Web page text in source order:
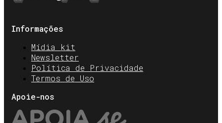
Informações
Mídia kit
Newsletter
Política de Privacidade
Termos de Uso
Apoie-nos